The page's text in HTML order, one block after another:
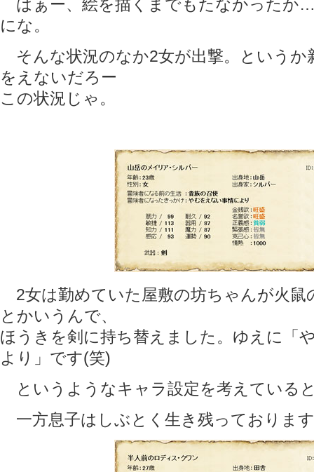
はぁー、絵を描くまでもたなかったか
にな。
そんな状況のなか2女が出撃。というか
をえないだろー
この状況じゃ。
2女は勤めていた屋敷の坊ちゃんが火鼠
とかいうんで、
ほうきを剣に持ち替えました。ゆえに「
より」です(笑)
というようなキャラ設定を考えている
一方息子はしぶとく生き残っておりま